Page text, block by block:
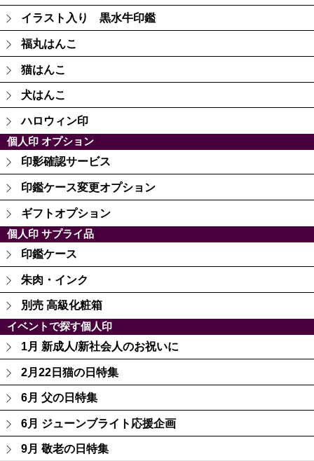
イラスト入り 黒水牛印鑑
福丸はんこ
猫はんこ
犬はんこ
ハロウィン印
個人印 オプション
印影確認サービス
印鑑ケース変更オプション
ギフトオプション
個人印 サプライ品
印鑑ケース
朱肉・インク
別売 高級化粧箱
イベントで探す個人印
1月 新成人/新社会人のお祝いに
2月22日猫の日特集
6月 父の日特集
6月 ジューンブライト応援企画
9月 敬老の日特集